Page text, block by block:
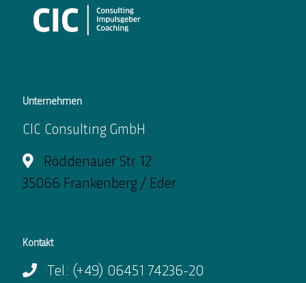
Unternehmen
CIC Consulting GmbH
Röddenauer Str. 12
35066 Frankenberg / Eder
Kontakt
Tel.: (+49) 06451 74236-20